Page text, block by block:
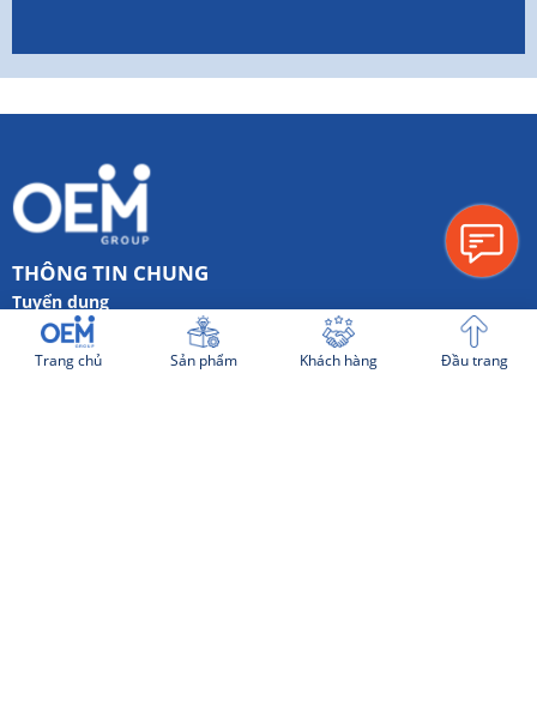
THÔNG TIN CHUNG
Tuyển dụng
Hình thức thanh toán
Trang chủ Sản phẩm Khách hàng Đầu trang